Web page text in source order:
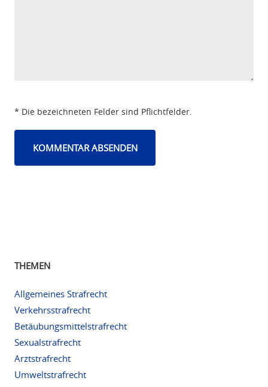
* Die bezeichneten Felder sind Pflichtfelder.
THEMEN
Allgemeines Strafrecht
Verkehrsstrafrecht
Betäubungsmittelstrafrecht
Sexualstrafrecht
Arztstrafrecht
Umweltstrafrecht